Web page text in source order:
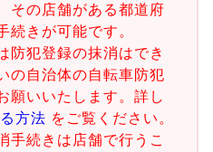
その店舗がある都道府
続きが可能です。
防犯登録の抹消はでき
の自治体の自転車防犯
願いいたします。詳し
方法 をご覧ください。
手続きは店舗で行うこ